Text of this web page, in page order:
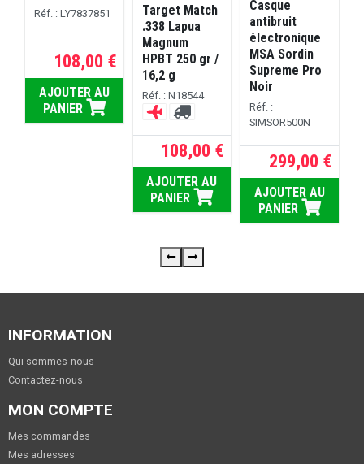
Réf. : LY7837851
108,00 €
AJOUTER AU
PANIER
Target Match
.338 Lapua
Magnum
HPBT 250 gr /
16,2 g
Réf. : N18544
108,00 €
AJOUTER AU
PANIER
Casque
antibruit
électronique
MSA Sordin
Supreme Pro
Noir
Réf. :
SIMSOR500N
299,00 €
AJOUTER AU
PANIER
INFORMATION
Qui sommes-nous
Contactez-nous
MON COMPTE
Mes commandes
Mes adresses